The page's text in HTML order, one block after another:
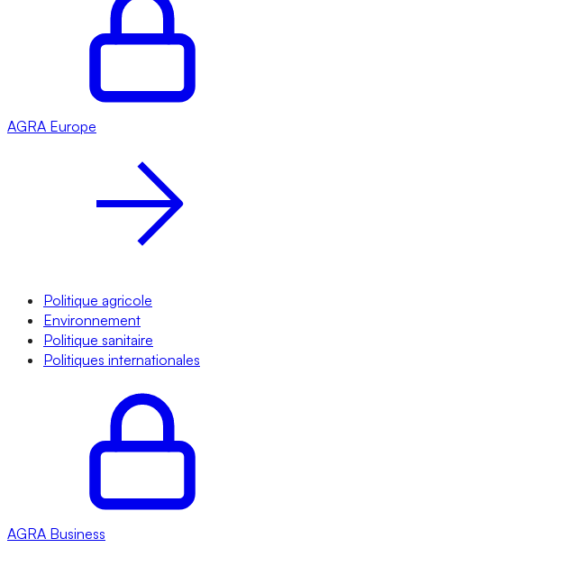
AGRA Europe
Politique agricole
Environnement
Politique sanitaire
Politiques internationales
AGRA Business